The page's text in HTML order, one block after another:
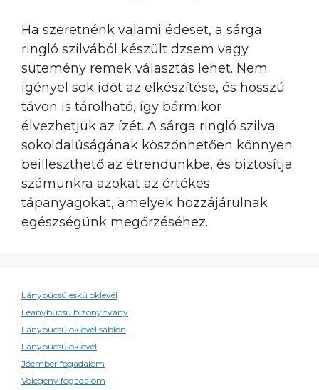
Ha szeretnénk valami édeset, a sárga
ringló szilvából készült dzsem vagy
sütemény remek választás lehet. Nem
igényel sok időt az elkészítése, és hosszú
távon is tárolható, így bármikor
élvezhetjük az ízét. A sárga ringló szilva
sokoldalúságának köszönhetően könnyen
beilleszthető az étrendünkbe, és biztosítja
számunkra azokat az értékes
tápanyagokat, amelyek hozzájárulnak
egészségünk megőrzéséhez.
Lánybúcsú eskü oklevél
Leánybúcsú bizonyítvány
Lánybúcsú oklevél sablon
Lánybúcsú oklevél
Jóember fogadalom
Volegeny fogadalom